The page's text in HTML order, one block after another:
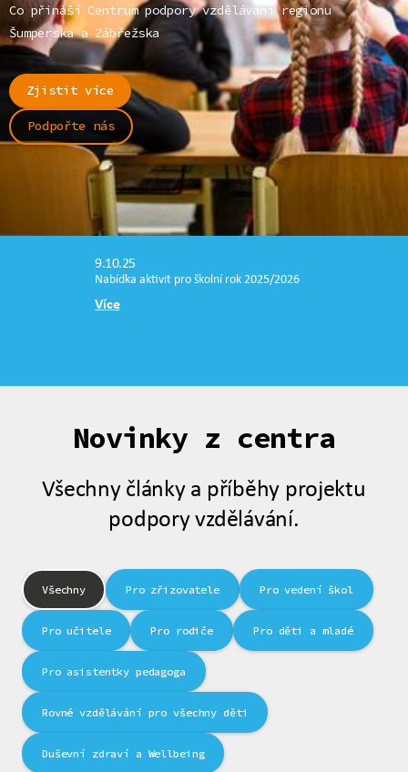
Co přináší Centrum podpory vzdělávání regionu
Šumperska a Zábřežska
Zjistit více
Podpořte nás
9.10.25
Nabídka aktivit pro školní rok 2025/2026
Více
Novinky z centra
Všechny články a příběhy projektu
podpory vzdělávání.
Všechny Pro zřizovatele Pro vedení škol
Pro učitele Pro rodiče Pro děti a mladé
Pro asistentky pedagoga
Rovné vzdělávání pro všechny děti
Duševní zdraví a Wellbeing